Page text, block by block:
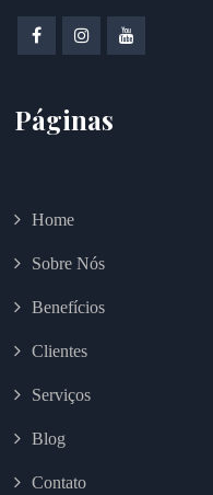
Páginas
Home
Sobre Nós
Benefícios
Clientes
Serviços
Blog
Contato